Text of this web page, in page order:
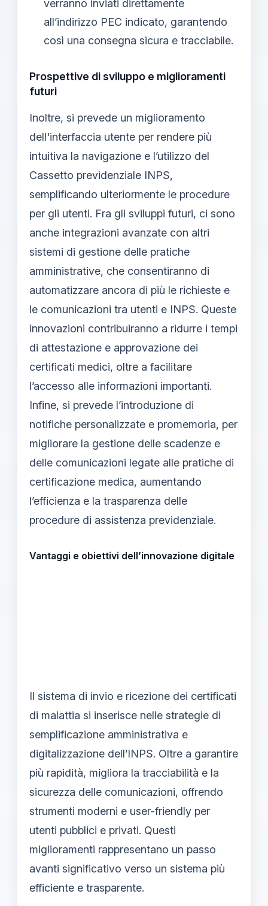
verranno inviati direttamente
all’indirizzo PEC indicato, garantendo
così una consegna sicura e tracciabile.
Prospettive di sviluppo e miglioramenti
futuri
Inoltre, si prevede un miglioramento
dell'interfaccia utente per rendere più
intuitiva la navigazione e l’utilizzo del
Cassetto previdenziale INPS,
semplificando ulteriormente le procedure
per gli utenti. Fra gli sviluppi futuri, ci sono
anche integrazioni avanzate con altri
sistemi di gestione delle pratiche
amministrative, che consentiranno di
automatizzare ancora di più le richieste e
le comunicazioni tra utenti e INPS. Queste
innovazioni contribuiranno a ridurre i tempi
di attestazione e approvazione dei
certificati medici, oltre a facilitare
l’accesso alle informazioni importanti.
Infine, si prevede l’introduzione di
notifiche personalizzate e promemoria, per
migliorare la gestione delle scadenze e
delle comunicazioni legate alle pratiche di
certificazione medica, aumentando
l’efficienza e la trasparenza delle
procedure di assistenza previdenziale.
Vantaggi e obiettivi dell’innovazione digitale
Il sistema di invio e ricezione dei certificati
di malattia si inserisce nelle strategie di
semplificazione amministrativa e
digitalizzazione dell’INPS. Oltre a garantire
più rapidità, migliora la tracciabilità e la
sicurezza delle comunicazioni, offrendo
strumenti moderni e user-friendly per
utenti pubblici e privati. Questi
miglioramenti rappresentano un passo
avanti significativo verso un sistema più
efficiente e trasparente.